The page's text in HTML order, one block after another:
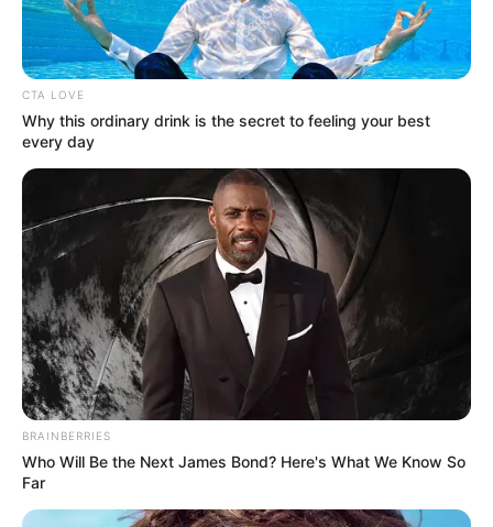
(foto : DreamWorks Animation)
CTA LOVE
Why this ordinary drink is the secret to feeling your best
every day
BRAINBERRIES
Who Will Be the Next James Bond? Here's What We Know So
Far